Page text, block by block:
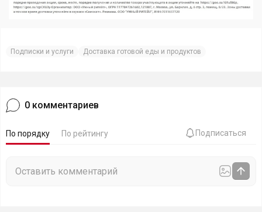
Подписки и услуги Доставка готовой еды и продуктов
0 комментариев
По порядку По рейтингу Подписаться